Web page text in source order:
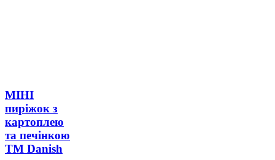
МІНІ
пиріжок з
картоплею
та печінкою
ТМ Danish